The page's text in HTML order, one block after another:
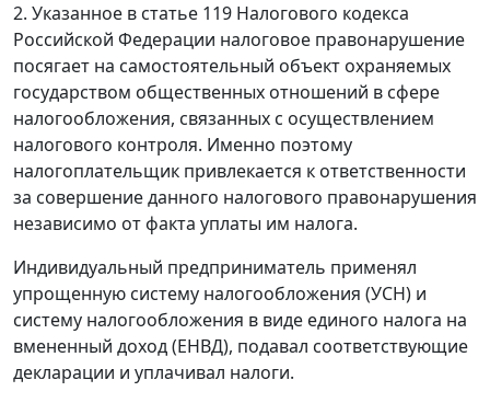
2. Указанное в статье 119 Налогового кодекса
Российской Федерации налоговое правонарушение
посягает на самостоятельный объект охраняемых
государством общественных отношений в сфере
налогообложения, связанных с осуществлением
налогового контроля. Именно поэтому
налогоплательщик привлекается к ответственности
за совершение данного налогового правонарушения
независимо от факта уплаты им налога.
Индивидуальный предприниматель применял
упрощенную систему налогообложения (УСН) и
систему налогообложения в виде единого налога на
вмененный доход (ЕНВД), подавал соответствующие
декларации и уплачивал налоги.